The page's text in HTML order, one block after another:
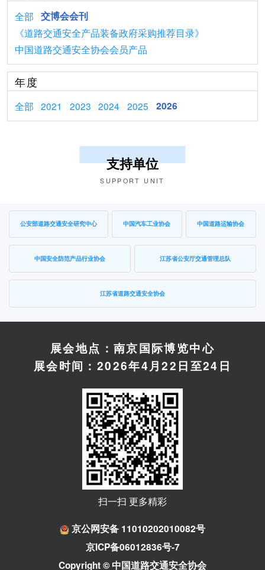
全部
交博会会刊
《道路交通安全产品装备政府采购推荐目录》
中国道路交通安全协会会员产品
年度
全部 2021 2023 2024 2025 2026
支持单位
SUPPORT UNIT
公安部道路交通安全研究中心 中国汽车工业协会 中国道路运输协会
中国安全防范产品行业协会 江苏省公安厅交通管理总队
江苏省道路交通安全协会
展会地点：南京国际博览中心
展会时间：2026年4月22日至24日
扫一扫 更多精彩
京公网安备 11010202010082号
京ICP备06012836号-7
Copyright © 中国道路交通安全协会